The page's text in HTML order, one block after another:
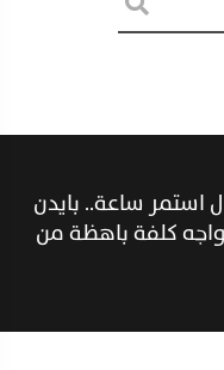
استمر ساعة.. بايدن
كلفة باهظة من